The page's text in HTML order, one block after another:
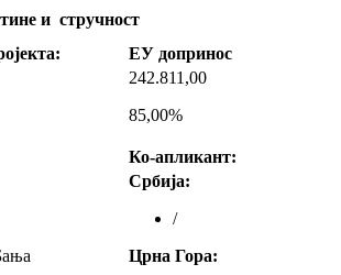
и стручност
ЕУ допринос
242.811,00
85,00%
Ко-апликант:
Србија:
/
Црна Гора: